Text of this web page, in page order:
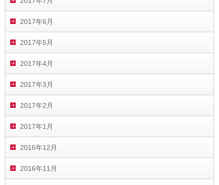
2017年6月
2017年5月
2017年4月
2017年3月
2017年2月
2017年1月
2016年12月
2016年11月